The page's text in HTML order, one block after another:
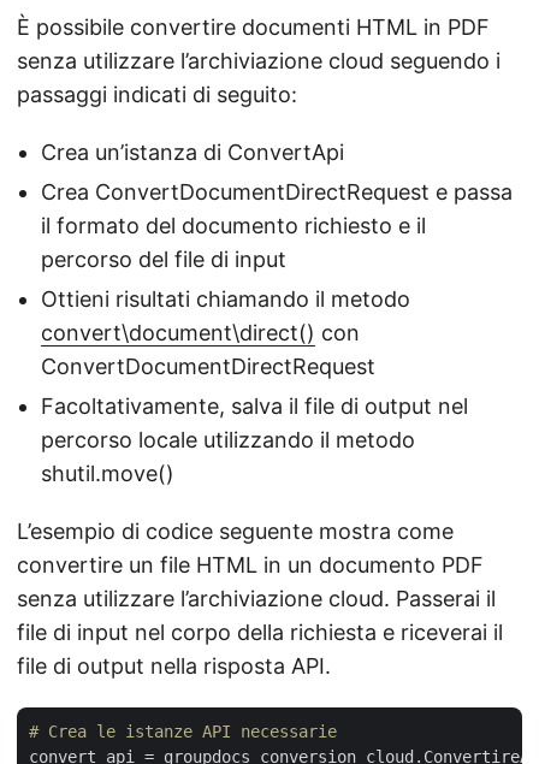
È possibile convertire documenti HTML in PDF
senza utilizzare l’archiviazione cloud seguendo i
passaggi indicati di seguito:
Crea un’istanza di ConvertApi
Crea ConvertDocumentDirectRequest e passa
il formato del documento richiesto e il
percorso del file di input
Ottieni risultati chiamando il metodo
convert\document\direct() con
ConvertDocumentDirectRequest
Facoltativamente, salva il file di output nel
percorso locale utilizzando il metodo
shutil.move()
L’esempio di codice seguente mostra come
convertire un file HTML in un documento PDF
senza utilizzare l’archiviazione cloud. Passerai il
file di input nel corpo della richiesta e riceverai il
file di output nella risposta API.
# Crea le istanze API necessarie
convert_api =